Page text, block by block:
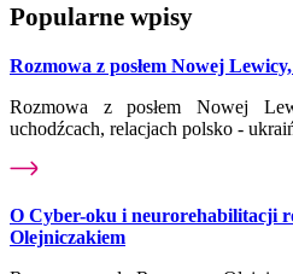
Popularne wpisy
Rozmowa z posłem Nowej
Rozmowa z posłem Nowej
uchodźcach, relacjach polsko -
O Cyber-oku i neurorehabilitacji
Olejniczakiem